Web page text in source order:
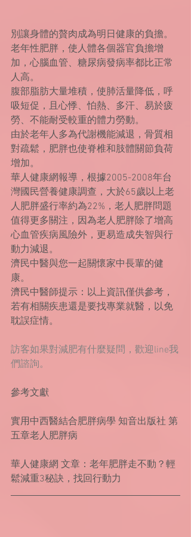
別讓身體的贅肉成為明日健康的負擔。
老年性肥胖，使人體各個器官負擔增
加，心腦血管、糖尿病發病率都比正常
人高。
腹部脂肪大量堆積，使肺活量降低，呼
吸短促，且心悸、怕熱、多汗、易於疲
勞、不能耐受較重的體力勞動。
由於老年人多為代謝機能減退，骨質相
對疏鬆，肥胖也使脊椎和肢體關節負荷
增加。
華人健康網報導，根據2005-2008年台
灣國民營養健康調查，大於65歲以上老
人肥胖盛行率約為22%，老人肥胖問題
值得更多關注，因為老人肥胖除了增高
心血管疾病風險外，更易造成失智與行
動力減退。
濟民中醫與您一起關懷家中長輩的健
康。
濟民中醫師提示：以上資訊僅供參考，
若有相關疾患還是要找專業就醫，以免
耽誤症情。
訪客如果對減肥有什麼疑問，歡迎line我
們諮詢。
參考文獻
實用中西醫結合肥胖病學 知音出版社 第
五章老人肥胖病
華人健康網 文章：老年肥胖走不動？輕
鬆減重3秘訣，找回行動力